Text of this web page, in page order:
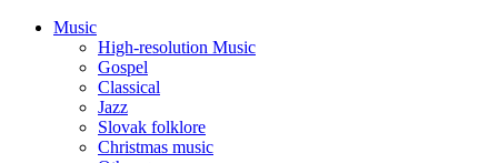
Music
High-resolution Music
Gospel
Classical
Jazz
Slovak folklore
Christmas music